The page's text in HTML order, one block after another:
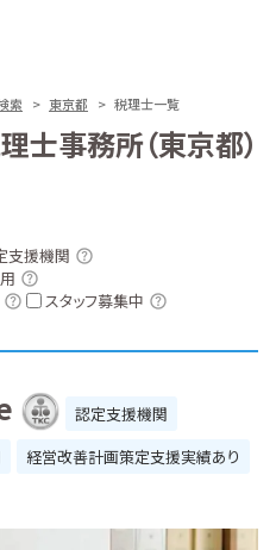
索 東京都 税理士一覧
士事務所（東京都）
支援機関
スタッフ募集中
認定支援機関
経営改善計画策定支援実績あり